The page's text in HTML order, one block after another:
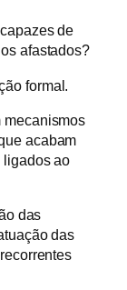
de
afastados?
formal.
mecanismos
acabam
ligados ao
das
das